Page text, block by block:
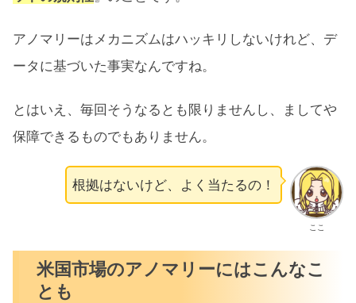
アノマリーはメカニズムはハッキリしないけれど、デ
ータに基づいた事実なんですね。
とはいえ、毎回そうなるとも限りませんし、ましてや
保障できるものでもありません。
ここ
根拠はないけど、よく当たるの！
米国市場のアノマリーにはこんなこ
とも